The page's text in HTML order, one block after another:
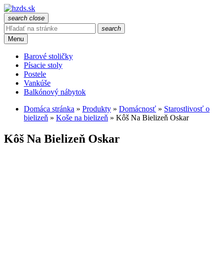
search close
search
Menu
Barové stoličky
Písacie stoly
Postele
Vankúše
Balkónový nábytok
Domáca stránka » Produkty » Domácnosť » Starostlivosť o
bielizeň » Koše na bielizeň » Kôš Na Bielizeň Oskar
Kôš Na Bielizeň Oskar